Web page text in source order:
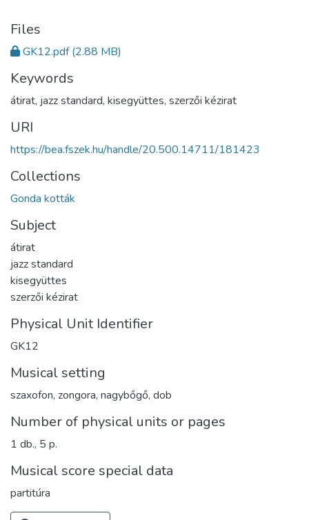
Files
GK12.pdf(2.88 MB)
Keywords
átirat, jazz standard, kisegyüttes, szerzői kézirat
URI
https://bea.fszek.hu/handle/20.500.14711/181423
Collections
Gonda kották
Subject
átirat
jazz standard
kisegyüttes
szerzői kézirat
Physical Unit Identifier
GK12
Musical setting
szaxofon, zongora, nagybőgő, dob
Number of physical units or pages
1 db., 5 p.
Musical score special data
partitúra